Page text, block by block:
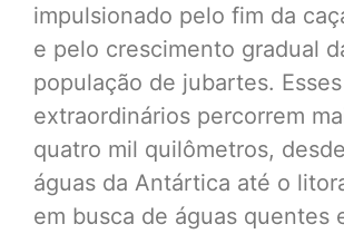
impulsionado pelo fim da
e pelo crescimento gradual
população de jubartes.
extraordinários percorrem
quatro mil quilômetros,
águas da Antártica até o
em busca de águas quentes